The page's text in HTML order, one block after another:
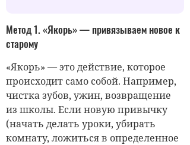
Метод 1. «Якорь» — привязываем новое к
старому
«Якорь» — это действие, которое
происходит само собой. Например,
чистка зубов, ужин, возвращение
из школы. Если новую привычку
(начать делать уроки, убирать
комнату, ложиться в определенное